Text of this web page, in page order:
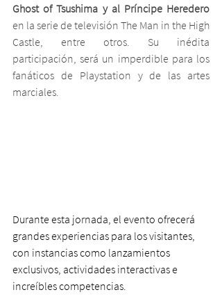
Ghost of Tsushima y al Príncipe Heredero
en la serie de televisión The Man in the High
Castle, entre otros. Su inédita
participación, será un imperdible para los
fanáticos de Playstation y de las artes
marciales.
Durante esta jornada, el evento ofrecerá
grandes experiencias para los visitantes,
con instancias como lanzamientos
exclusivos, actividades interactivas e
increíbles competencias.